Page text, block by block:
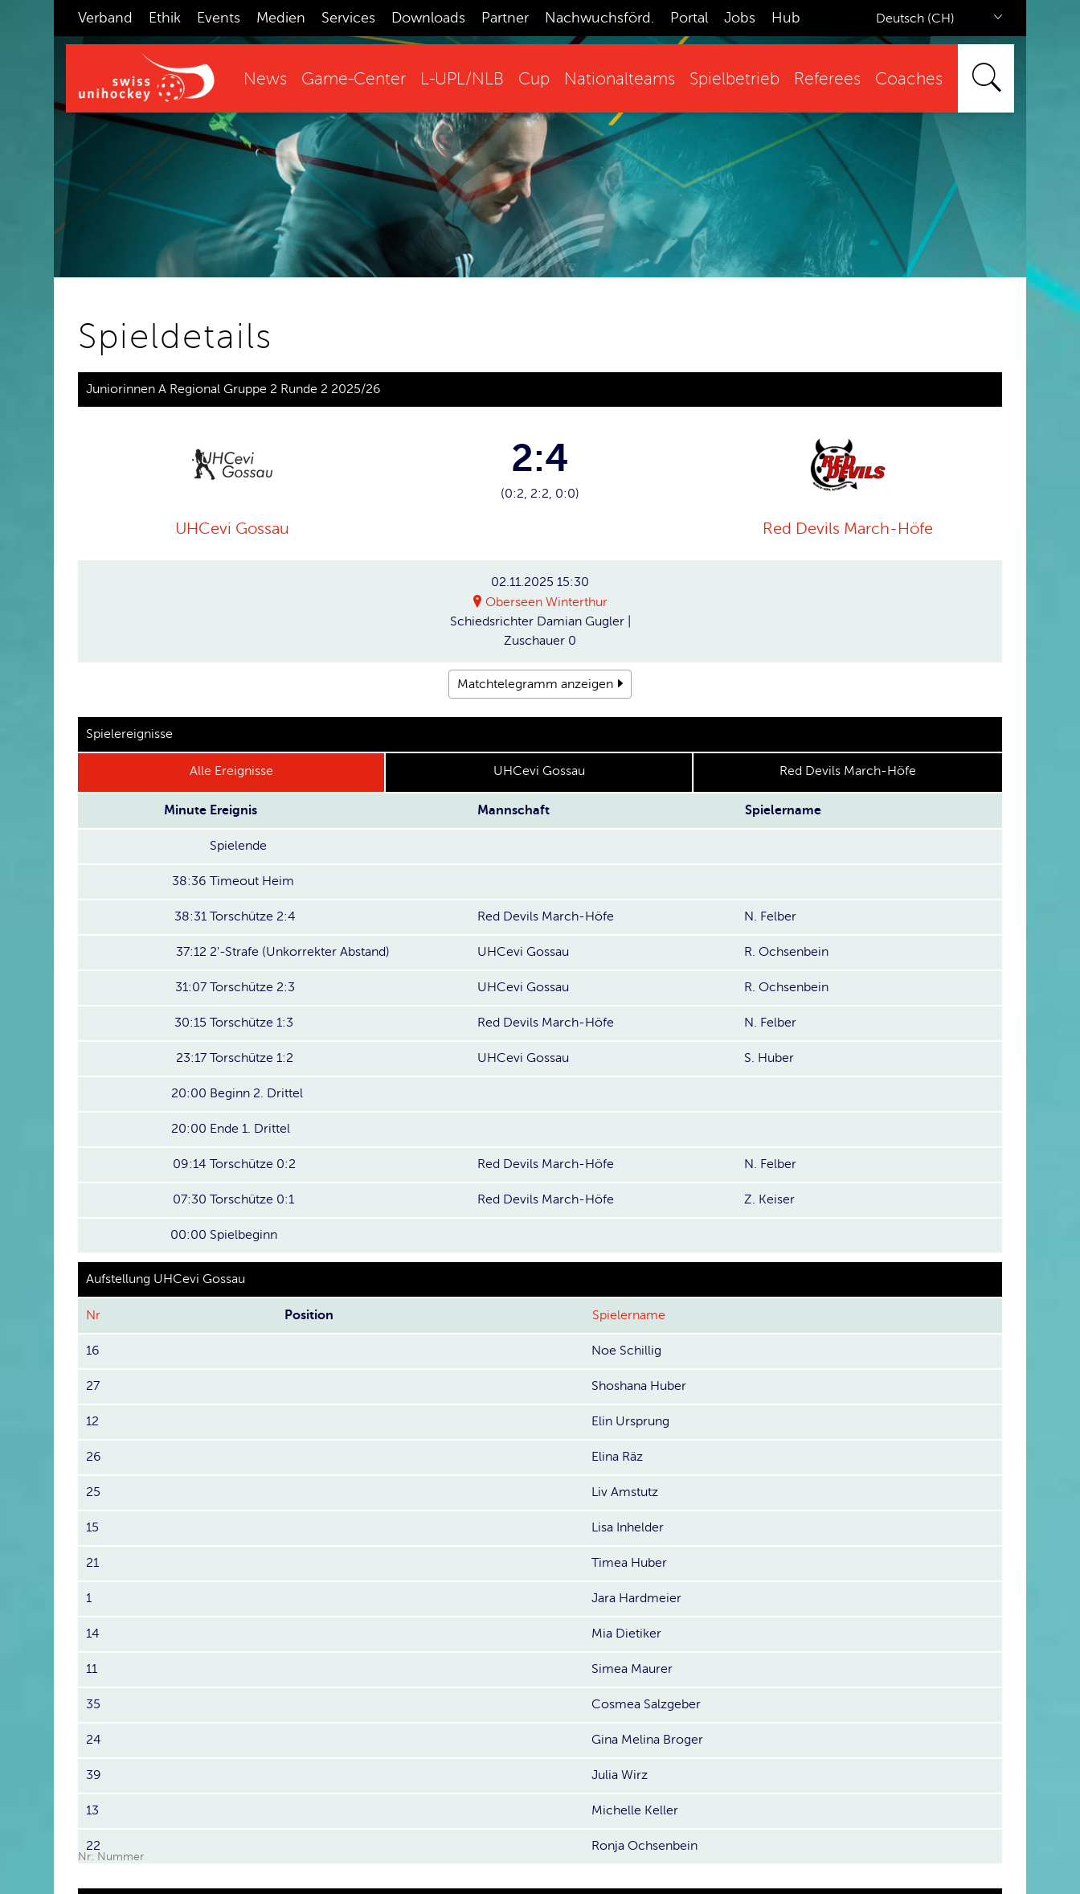
Verband Ethik Events Medien Services Downloads Partner Nachwuchsförd. Portal Jobs Hub Deutsch (CH)
News Game-Center L-UPL/NLB Cup Nationalteams Spielbetrieb Referees Coaches
Spieldetails
Juniorinnen A Regional Gruppe 2 Runde 2 2025/26
UHCevi Gossau
2:4
(0:2, 2:2, 0:0)
Red Devils March-Höfe
02.11.2025 15:30
Oberseen Winterthur
Schiedsrichter Damian Gugler |
Zuschauer 0
Matchtelegramm anzeigen
Spielereignisse
Alle Ereignisse UHCevi Gossau Red Devils March-Höfe
Minute Ereignis Mannschaft Spielername
Spielende
38:36 Timeout Heim
38:31 Torschütze 2:4 Red Devils March-Höfe N. Felber
37:12 2'-Strafe (Unkorrekter Abstand) UHCevi Gossau R. Ochsenbein
31:07 Torschütze 2:3 UHCevi Gossau R. Ochsenbein
30:15 Torschütze 1:3 Red Devils March-Höfe N. Felber
23:17 Torschütze 1:2 UHCevi Gossau S. Huber
20:00 Beginn 2. Drittel
20:00 Ende 1. Drittel
09:14 Torschütze 0:2 Red Devils March-Höfe N. Felber
07:30 Torschütze 0:1 Red Devils March-Höfe Z. Keiser
00:00 Spielbeginn
Aufstellung UHCevi Gossau
Nr Position Spielername
16 Noe Schillig
27 Shoshana Huber
12 Elin Ursprung
26 Elina Räz
25 Liv Amstutz
15 Lisa Inhelder
21 Timea Huber
1 Jara Hardmeier
14 Mia Dietiker
11 Simea Maurer
35 Cosmea Salzgeber
24 Gina Melina Broger
39 Julia Wirz
13 Michelle Keller
22 Ronja Ochsenbein
Nr: Nummer